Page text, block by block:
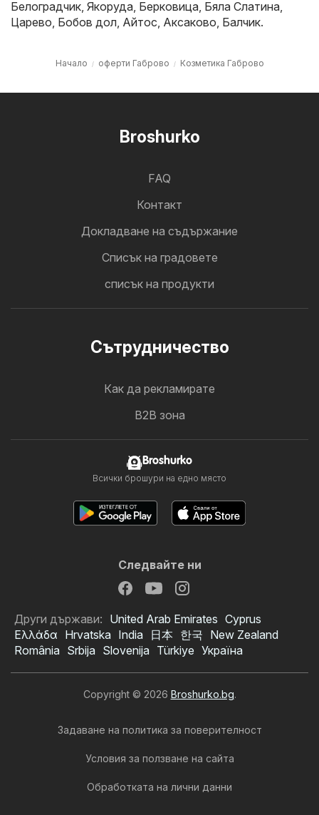
Белоградчик, Якоруда, Берковица, Бяла Слатина,
Царево, Бобов дол, Айтос, Аксаково, Балчик.
Начало оферти Габрово Козметика Габрово
Broshurko
FAQ
Контакт
Докладване на съдържание
Cписък на градовете
списък на продукти
Cътрудничество
Как да рекламирате
B2B зона
Broshurko
Всички брошури на едно място
Следвайте ни
Други държави: United Arab Emirates Cyprus
Ελλάδα Hrvatska India 日本 한국 New Zealand
România Srbija Slovenija Türkiye Україна
Copyright © 2026 Broshurko.bg.
Задаване на политика за поверителност
Условия за ползване на сайта
Обработката на лични данни